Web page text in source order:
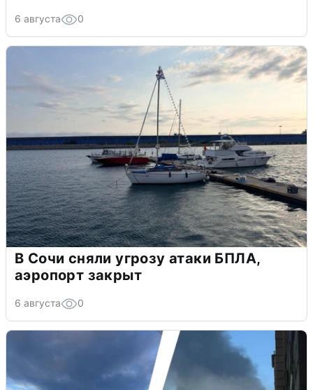
6 августа 0
В Сочи сняли угрозу атаки БПЛА,
аэропорт закрыт
6 августа 0